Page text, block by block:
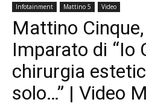
Infotainment Mattino 5 Video
Mattino
Imparato di “Io
chirurgia
solo…” | Video